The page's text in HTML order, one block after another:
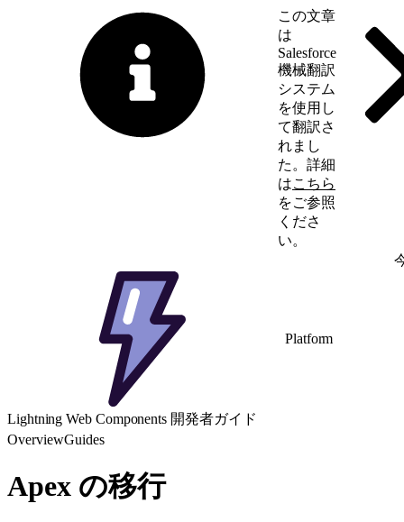
この文章
は
Salesforce
機械翻訳
システム
を使用し
て翻訳さ
れまし
た。詳細
はこちら
をご参照
くださ
い。
Platform
Lightning Web Components 開発者ガイド
OverviewGuides
Apex の移行